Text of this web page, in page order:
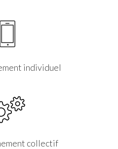
individuel
collectif